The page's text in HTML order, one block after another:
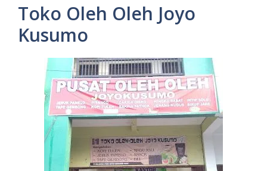
Toko Oleh Oleh Joyo
Kusumo